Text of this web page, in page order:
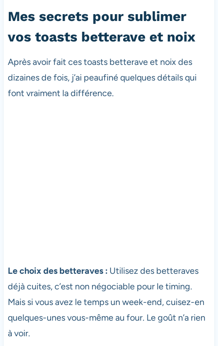
Mes secrets pour sublimer
vos toasts betterave et noix
Après avoir fait ces toasts betterave et noix des
dizaines de fois, j’ai peaufiné quelques détails qui
font vraiment la différence.
Le choix des betteraves : Utilisez des betteraves
déjà cuites, c’est non négociable pour le timing.
Mais si vous avez le temps un week-end, cuisez-en
quelques-unes vous-même au four. Le goût n’a rien
à voir.